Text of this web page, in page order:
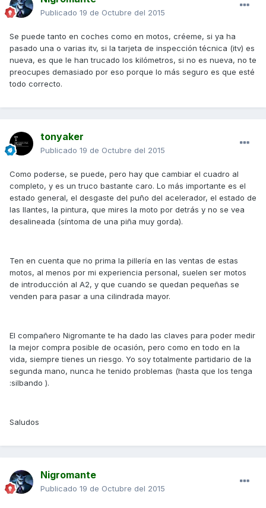
Publicado 19 de Octubre del 2015
Se puede tanto en coches como en motos, créeme, si ya ha
pasado una o varias itv, si la tarjeta de inspección técnica (itv) es
nueva, es que le han trucado los kilómetros, si no es nueva, no te
preocupes demasiado por eso porque lo más seguro es que esté
todo correcto.
tonyaker
Publicado 19 de Octubre del 2015
Como poderse, se puede, pero hay que cambiar el cuadro al
completo, y es un truco bastante caro. Lo más importante es el
estado general, el desgaste del puño del acelerador, el estado de
las llantes, la pintura, que mires la moto por detrás y no se vea
desalineada (síntoma de una piña muy gorda).
Ten en cuenta que no prima la pillería en las ventas de estas
motos, al menos por mi experiencia personal, suelen ser motos
de introducción al A2, y que cuando se quedan pequeñas se
venden para pasar a una cilindrada mayor.
El compañero Nigromante te ha dado las claves para poder medir
la mejor compra posible de ocasión, pero como en todo en la
vida, siempre tienes un riesgo. Yo soy totalmente partidario de la
segunda mano, nunca he tenido problemas (hasta que los tenga
:silbando ).
Saludos
Nigromante
Publicado 19 de Octubre del 2015